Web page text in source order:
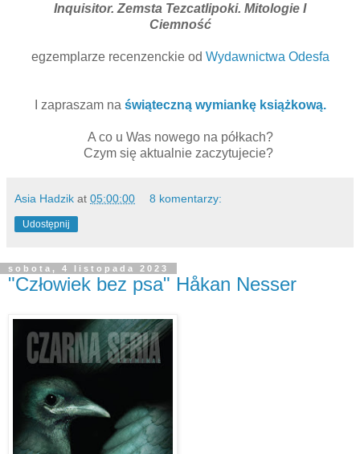
Inquisitor. Zemsta Tezcatlipoki. Mitologie I
Ciemność
egzemplarze recenzenckie od Wydawnictwa Odesfa
I zapraszam na świąteczną wymiankę książkową.
A co u Was nowego na półkach?
Czym się aktualnie zaczytujecie?
Asia Hadzik at 05:00:00 8 komentarzy:
Udostępnij
sobota, 4 listopada 2023
"Człowiek bez psa" Håkan Nesser